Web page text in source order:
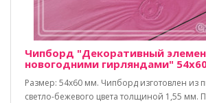
Чипборд "Декоративный
новогодними гирляндами"
Размер: 54х60 мм. Чипборд изготовлен из
светло-бежевого цвета толщиной 1,55 мм.